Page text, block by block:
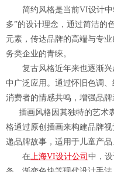
简约风格是当前VI设计中
多”的设计理念，通过简洁的
元素，传达品牌的高端与专
务类企业的青睐。
复古风格近年来也逐渐兴
中广泛应用。通过怀旧色调
消费者的情感共鸣，增强品牌
插画风格因其独特的艺术
格通过原创插画来构建品牌
递品牌故事，适用于儿童产品
在 上海VI设计公司 中，